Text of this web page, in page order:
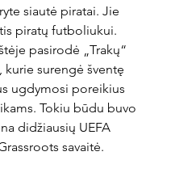
siautė piratai. Jie
piratų futboliukui.
pasirodė „Trakų“
surengė šventę
ugdymosi poreikius
Tokiu būdu buvo
didžiausių UEFA
savaitė.